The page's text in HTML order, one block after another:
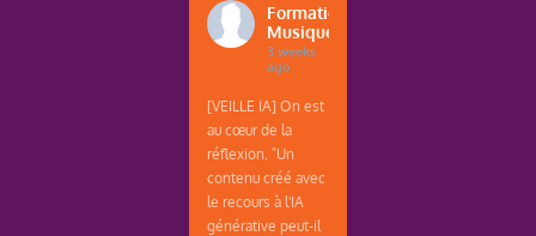
Formations
Musique
3 weeks
ago
[VEILLE IA] On est
au cœur de la
réflexion. "Un
contenu créé avec
le recours à l'IA
générative peut-il